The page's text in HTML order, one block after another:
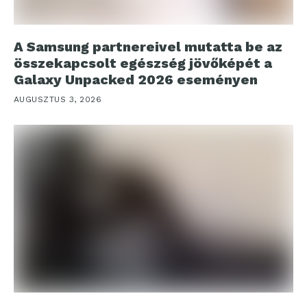
A Samsung partnereivel mutatta be az
összekapcsolt egészség jövőképét a
Galaxy Unpacked 2026 eseményen
AUGUSZTUS 3, 2026